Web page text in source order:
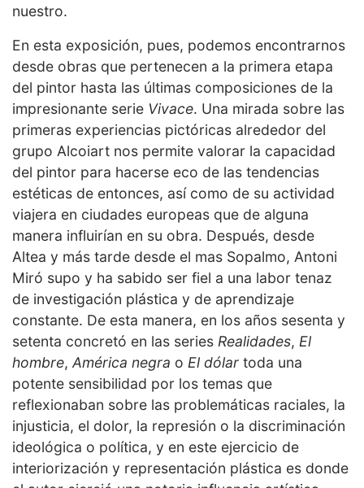
nuestro.
En esta exposición, pues, podemos encontrarnos
desde obras que pertenecen a la primera etapa
del pintor hasta las últimas composiciones de la
impresionante serie Vivace. Una mirada sobre las
primeras experiencias pictóricas alrededor del
grupo Alcoiart nos permite valorar la capacidad
del pintor para hacerse eco de las tendencias
estéticas de entonces, así como de su actividad
viajera en ciudades europeas que de alguna
manera influirían en su obra. Después, desde
Altea y más tarde desde el mas Sopalmo, Antoni
Miró supo y ha sabido ser fiel a una labor tenaz
de investigación plástica y de aprendizaje
constante. De esta manera, en los años sesenta y
setenta concretó en las series Realidades, El
hombre, América negra o El dólar toda una
potente sensibilidad por los temas que
reflexionaban sobre las problemáticas raciales, la
injusticia, el dolor, la represión o la discriminación
ideológica o política, y en este ejercicio de
interiorización y representación plástica es donde